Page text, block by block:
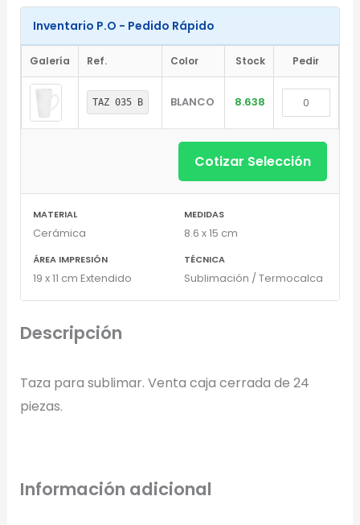
con IA
Arrastra y suelta tu logotipo aquí
o haz clic para explorar tus archivos
Formatos: PNG, JPG, SVG (Max. 5MB). Se recomienda fondo
Selecciona el estilo de marcado:
Una Tinta
Full Color
Inventario P.O - Pedido Rápido
Galería Ref. Color Stock Pedir
TAZ 035 B BLANCO 8.638
Cotizar Selección
MATERIAL
Cerámica
MEDIDAS
8.6 x 15 cm
ÁREA IMPRESIÓN
19 x 11 cm Extendido
TÉCNICA
Sublimación / Termocalca
Descripción
Taza para sublimar. Venta caja cerrada de 24
piezas.
Información adicional